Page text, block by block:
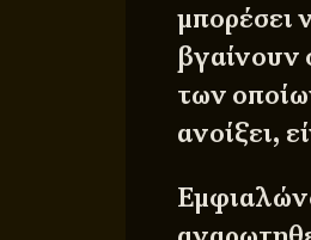
μπορέσει
βγαίνουν
των
ανοίξει,